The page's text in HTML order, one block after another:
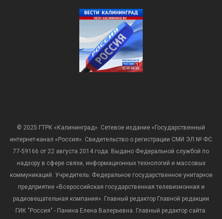
© 2025 ГТРК «Калининград». Сетевое издание «Государственный
интернет-канал «Россия». Свидетельство о регистрации СМИ ЭЛ № ФС
77-59166 от 22 августа 2014 года. Выдано Федеральной службой по
надзору в сфере связи, информационных технологий и массовых
коммуникаций. Учредитель: Федеральное государственное унитарное
предприятие «Всероссийская государственная телевизионная и
радиовещательная компания». Главный редактор Главной редакции
ГИК "Россия" - Панина Елена Валерьевна. Главный редактор сайта: